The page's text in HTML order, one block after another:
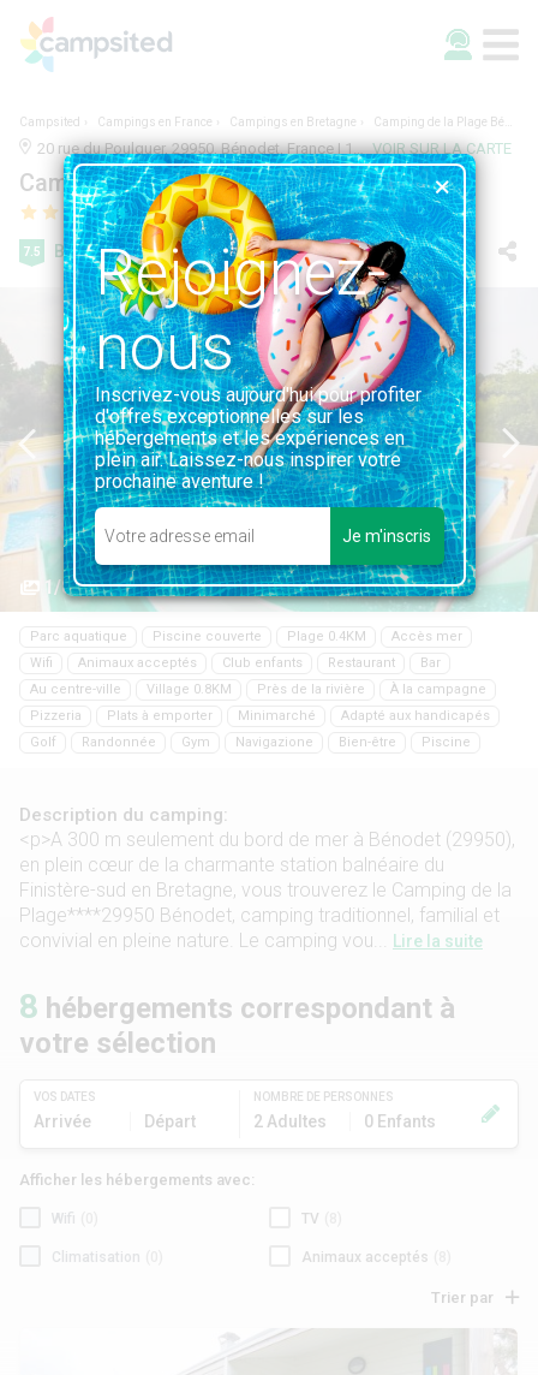
Campsited Campings en France Campings en Bretagne Camping de la Plage Bénodet
20 rue du Poulquer, 29950, Bénodet, France | 1.0KM DE BÉNODET VOIR SUR LA CARTE
Camping de la Plage Bénodet
7.5 Bien 146 avis
1/82
Parc aquatique Piscine couverte Plage 0.4KM
Accès mer
Wifi
Animaux acceptés Club enfants Restaurant
Bar
Au centre-ville
Village 0.8KM Près de la rivière
À la campagne
Pizzeria
Plats à emporter Minimarché
Adapté aux handicapés
Golf
Randonnée Gym Navigazione Bien-être Piscine
Description du camping:
<p>A 300 m seulement du bord de mer à Bénodet (29950),
en plein cœur de la charmante station balnéaire du
Finistère-sud en Bretagne, vous trouverez le Camping de la
Plage****29950 Bénodet, camping traditionnel, familial et
convivial en pleine nature. Le camping vou...
Lire la suite
VOS DATES
Arrivée Départ
NOMBRE DE PERSONNES
2 Adultes 0 Enfants
8 hébergements correspondant à
votre sélection
Afficher les hébergements avec:
Wifi TV
Climatisation Animaux acceptés
Trier par
Rejoignez-
nous
Inscrivez-vous aujourd'hui pour profiter
d'offres exceptionnelles sur les
hébergements et les expériences en
plein air. Laissez-nous inspirer votre
prochaine aventure !
Je m'inscris